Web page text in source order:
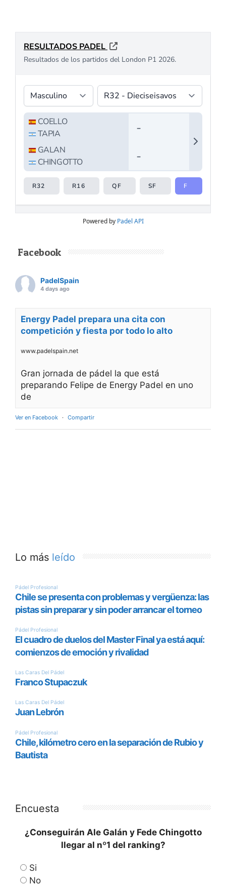
Powered by Padel API
Facebook
PadelSpain
4 days ago
Energy Padel prepara una cita con
competición y fiesta por todo lo alto
www.padelspain.net
Gran jornada de pádel la que está
preparando Felipe de Energy Padel en uno
de
Ver en Facebook · Compartir
Lo más leído
Encuesta
¿Conseguirán Ale Galán y Fede Chingotto
llegar al nº1 del ranking?
Si
No